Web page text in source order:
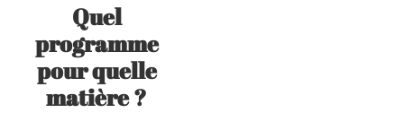
Quel
programme
pour quelle
matière ?